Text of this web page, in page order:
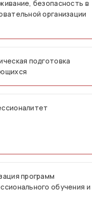
безопасность в
организации
подготовка
программ
обучения и